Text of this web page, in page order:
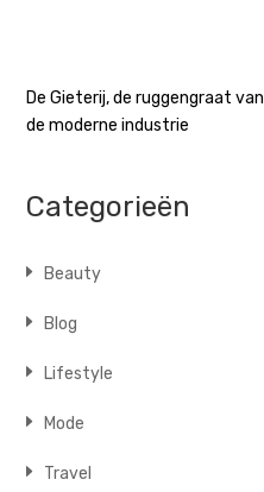
Bericht
navigatie
De Gieterij, de ruggengraat van
de moderne industrie
Categorieën
Beauty
Blog
Lifestyle
Mode
Travel